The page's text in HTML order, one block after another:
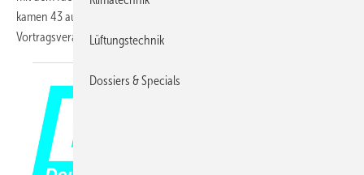
kamen 43 aus dem europäischen Ausland und den USA. Bei den
Vortragsveranstaltungen waren durchschnittlich
Lüftungstechnik
Dossiers & Specials